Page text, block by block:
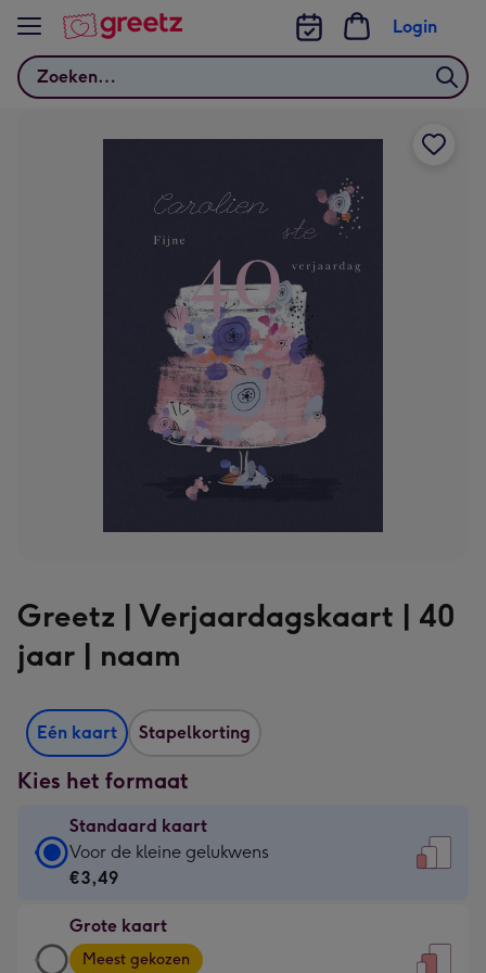
Bekijk meer
Zoeken
Login
Greetz | Verjaardagskaart | 40
jaar | naam
Eén kaart Stapelkorting
Kies het formaat
Standaard kaart
Standaard
kaart
€3,49
-
Voor de kleine gelukwens
€3,49
Grote kaart
Grote
Meest gekozen